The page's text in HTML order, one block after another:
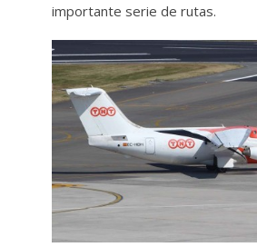
importante serie de rutas.